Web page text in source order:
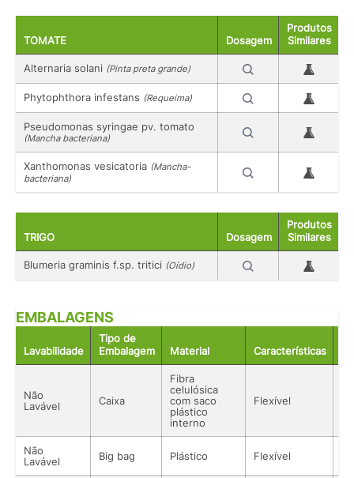
TOMATE Dosagem
Produtos
Similares
Alternaria solani (Pinta preta grande)
Phytophthora infestans (Requeima)
Pseudomonas syringae pv. tomato
(Mancha bacteriana)
Xanthomonas vesicatoria (Mancha-
bacteriana)
TRIGO Dosagem
Produtos
Similares
Blumeria graminis f.sp. tritici (Oídio)
EMBALAGENS
Lavabilidade
Tipo de
Embalagem
Material Características
Não
Lavável
Caixa
Fibra
celulósica
com saco
plástico
interno
Flexível
Não
Lavável
Big bag Plástico Flexível